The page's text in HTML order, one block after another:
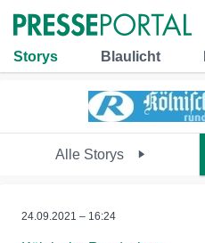
Storys Blaulicht
Alle Storys
24.09.2021 – 16:24